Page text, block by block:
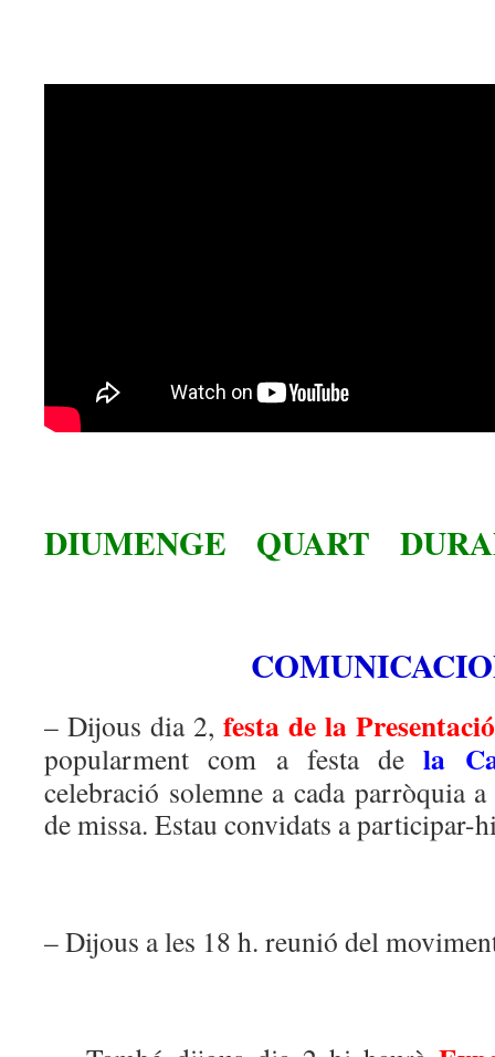
DIUMENGE QUART
– Dijous dia 2, festa de la
popularment com a festa dela
celebració solemne a cada parròquia
de missa. Estau convidats a participar-
– Dijous a les 18 h. reunió del